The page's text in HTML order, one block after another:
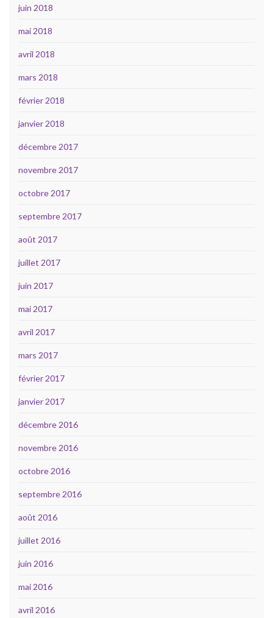
juin 2018
mai 2018
avril 2018
mars 2018
février 2018
janvier 2018
décembre 2017
novembre 2017
octobre 2017
septembre 2017
août 2017
juillet 2017
juin 2017
mai 2017
avril 2017
mars 2017
février 2017
janvier 2017
décembre 2016
novembre 2016
octobre 2016
septembre 2016
août 2016
juillet 2016
juin 2016
mai 2016
avril 2016